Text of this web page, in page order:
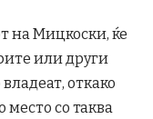
на Мицкоски, ќе
или други
откако
со таква